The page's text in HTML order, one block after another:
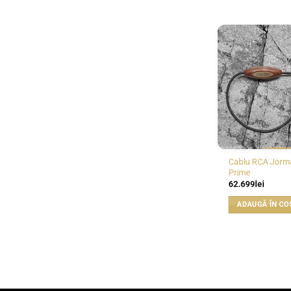
Cablu RCA
Prime
62.699lei
ADAUGĂ ÎN